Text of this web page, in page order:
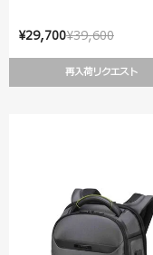
¥39,600
¥29,700
再入荷リクエスト